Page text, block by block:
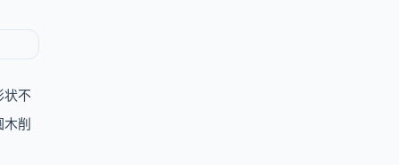
状不
木削